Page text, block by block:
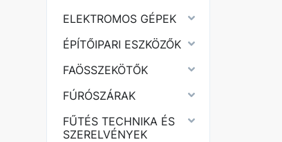
ELEKTROMOS GÉPEK
ÉPÍTŐIPARI ESZKÖZŐK
FAÖSSZEKÖTŐK
FÚRÓSZÁRAK
FŰTÉS TECHNIKA ÉS
SZERELVÉNYEK